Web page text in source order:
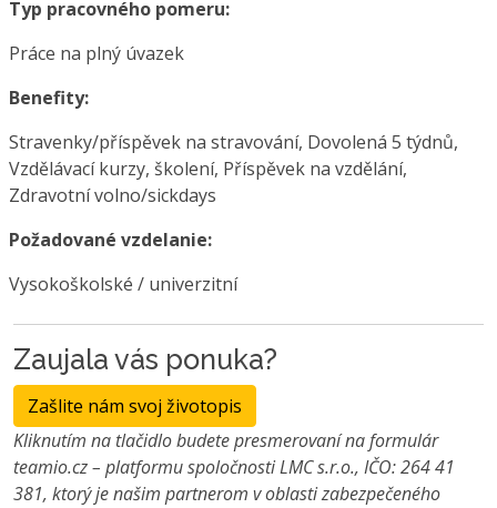
Typ pracovného pomeru:
Práce na plný úvazek
Benefity:
Stravenky/příspěvek na stravování, Dovolená 5 týdnů,
Vzdělávací kurzy, školení, Příspěvek na vzdělání,
Zdravotní volno/sickdays
Požadované vzdelanie:
Vysokoškolské / univerzitní
Zaujala vás ponuka?
Zašlite nám svoj životopis
Kliknutím na tlačidlo budete presmerovaní na formulár
teamio.cz – platformu spoločnosti LMC s.r.o., IČO: 264 41
381, ktorý je našim partnerom v oblasti zabezpečeného